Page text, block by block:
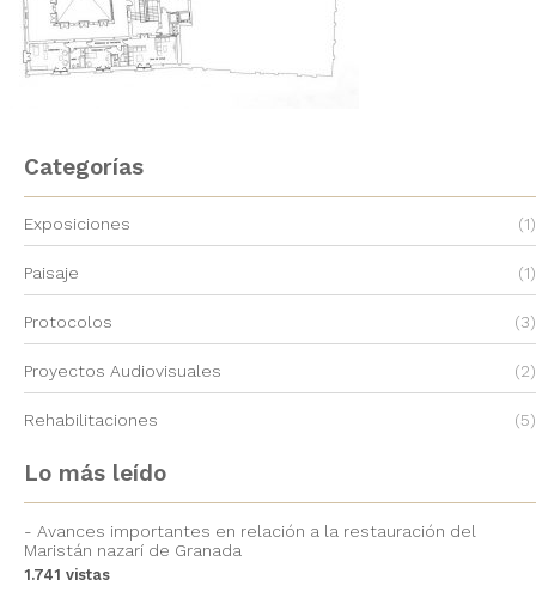
Categorías
Exposiciones (1)
Paisaje (1)
Protocolos (3)
Proyectos Audiovisuales (2)
Rehabilitaciones (5)
Lo más leído
Avances importantes en relación a la restauración del
Maristán nazarí de Granada
1.741 vistas